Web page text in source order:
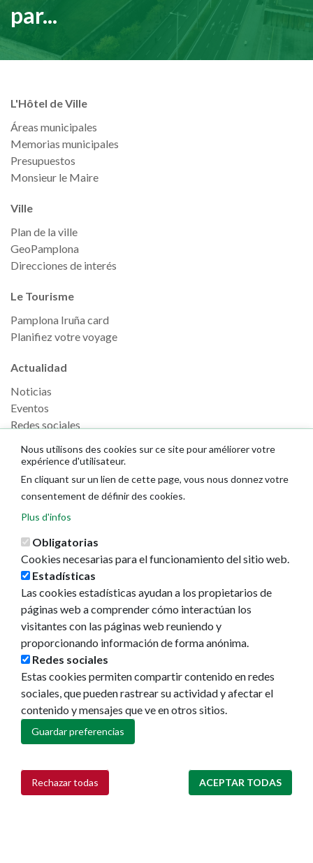
par...
L'Hôtel de Ville
Áreas municipales
Memorias municipales
Presupuestos
Monsieur le Maire
Ville
Plan de la ville
GeoPamplona
Direcciones de interés
Le Tourisme
Pamplona Iruña card
Planifiez votre voyage
Actualidad
Noticias
Eventos
Redes sociales
Nous utilisons des cookies sur ce site pour améliorer votre
expérience d'utilisateur.
En cliquant sur un lien de cette page, vous nous donnez votre
consentement de définir des cookies.
Plus d'infos
Obligatorias
Cookies necesarias para el funcionamiento del sitio web.
Estadísticas
Las cookies estadísticas ayudan a los propietarios de
páginas web a comprender cómo interactúan los
visitantes con las páginas web reuniendo y
proporcionando información de forma anónima.
Redes sociales
Estas cookies permiten compartir contenido en redes
sociales, que pueden rastrear su actividad y afectar el
contenido y mensajes que ve en otros sitios.
Guardar preferencias
Rechazar todas ACEPTAR TODAS
Retirar consentimiento